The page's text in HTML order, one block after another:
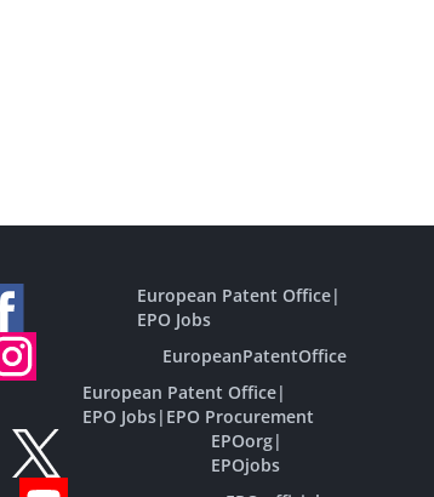
European Patent Office|
EPO Jobs
EuropeanPatentOffice
European Patent Office|
EPO Jobs| EPO Procurement
EPOorg|
EPOjobs